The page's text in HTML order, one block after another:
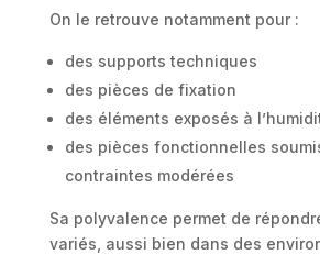
On le retrouve notamment pour :
des supports techniques
des pièces de fixation
des éléments exposés à
des pièces fonctionnelles
contraintes modérées
Sa polyvalence permet de
variés, aussi bien dans des